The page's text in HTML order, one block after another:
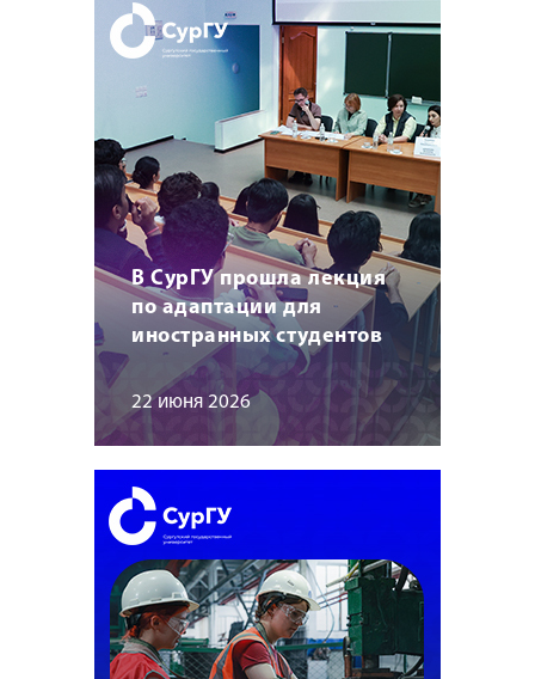
В СурГУ прошла лекция
по адаптации для
иностранных студентов
22 июня 2026